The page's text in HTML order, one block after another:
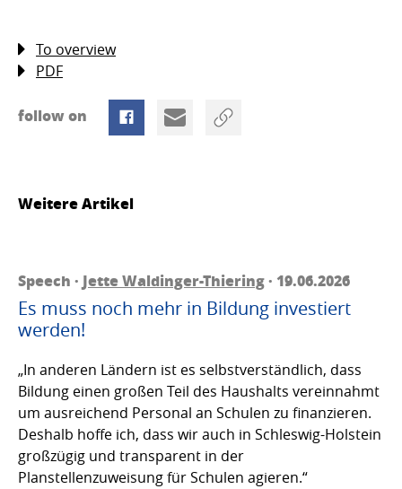
To overview
PDF
follow on
Weitere Artikel
Speech · Jette Waldinger-Thiering· 19.06.2026
Es muss noch mehr in Bildung investiert
werden!
„In anderen Ländern ist es selbstverständlich, dass
Bildung einen großen Teil des Haushalts vereinnahmt
um ausreichend Personal an Schulen zu finanzieren.
Deshalb hoffe ich, dass wir auch in Schleswig-Holstein
großzügig und transparent in der
Planstellenzuweisung für Schulen agieren.“